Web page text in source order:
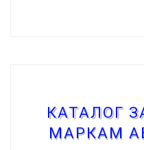
КАТАЛОГ
МАРКАМ